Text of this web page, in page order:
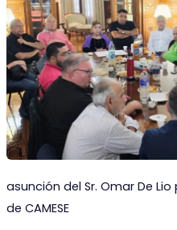
asunción del Sr. Omar De
de CAMESE